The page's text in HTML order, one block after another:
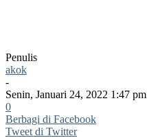
Penulis
akok
-
Senin, Januari 24, 2022 1:47 pm
0
Berbagi di Facebook
Tweet di Twitter